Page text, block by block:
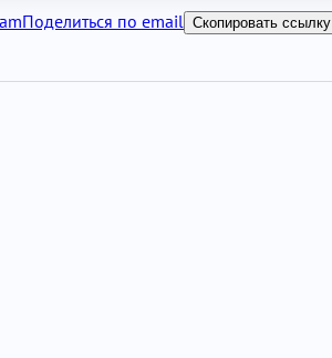
Поделиться по email Скопировать ссылку